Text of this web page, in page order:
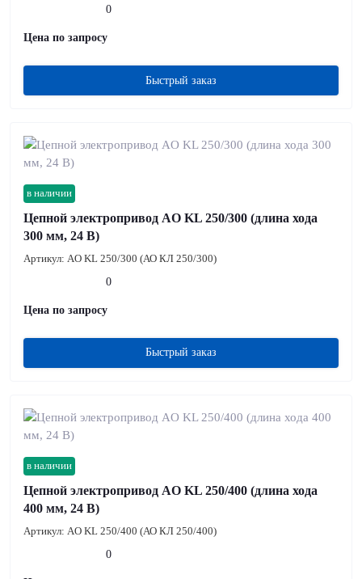
0
Цена по запросу
Быстрый заказ
в наличии
Цепной электропривод AO KL 250/300 (длина хода
300 мм, 24 В)
Артикул: AO KL 250/300 (АО КЛ 250/300)
0
Цена по запросу
Быстрый заказ
в наличии
Цепной электропривод AO KL 250/400 (длина хода
400 мм, 24 В)
Артикул: AO KL 250/400 (АО КЛ 250/400)
0